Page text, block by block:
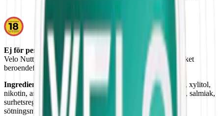
Ej för personer under 18 år.
Velo Nutty Virginia Mini innehåller nikotin som är ett mycket
beroendeframkallande ämne.
Ingredienser: vatten, fyllnadsmedel (E460, cellulosa), salt, xylitol,
nikotin, aromer, förtjockningsmedel (E401, natriumalginat), salmiak,
surhetsreglerande medel (E500, natriumkarbonater) och
sötningsmedel (E950, acesulfam k).